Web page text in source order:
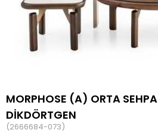
MORPHOSE (A) ORTA SEHPA
DİKDÖRTGEN
(2666684-073)